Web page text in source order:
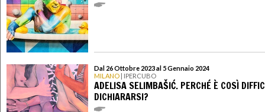
Dal 26 Ottobre 2023 al 5 Gennaio 2024
MILANO | IPERCUBO
ADELISA SELIMBAŠIĆ. PERCHÉ È COSÌ
DICHIARARSI?